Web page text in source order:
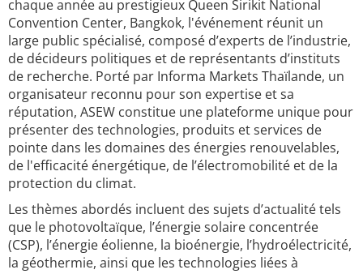
chaque année au prestigieux Queen Sirikit National
Convention Center, Bangkok, l'événement réunit un
large public spécialisé, composé d’experts de l’industrie,
de décideurs politiques et de représentants d’instituts
de recherche. Porté par Informa Markets Thaïlande, un
organisateur reconnu pour son expertise et sa
réputation, ASEW constitue une plateforme unique pour
présenter des technologies, produits et services de
pointe dans les domaines des énergies renouvelables,
de l'efficacité énergétique, de l’électromobilité et de la
protection du climat.
Les thèmes abordés incluent des sujets d’actualité tels
que le photovoltaïque, l’énergie solaire concentrée
(CSP), l’énergie éolienne, la bioénergie, l’hydroélectricité,
la géothermie, ainsi que les technologies liées à